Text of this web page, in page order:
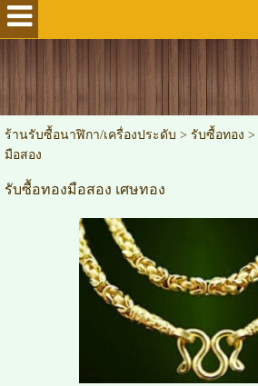
ร้านรับซื้อนาฬิกา/เครื่องประดับ > รับซื้อทอง >
มือสอง
รับซื้อทองมือสอง เศษทอง